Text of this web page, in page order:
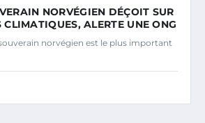
NORVÉGIEN DÉÇOIT SUR
CLIMATIQUES, ALERTE UNE ONG
norvégien est le plus important